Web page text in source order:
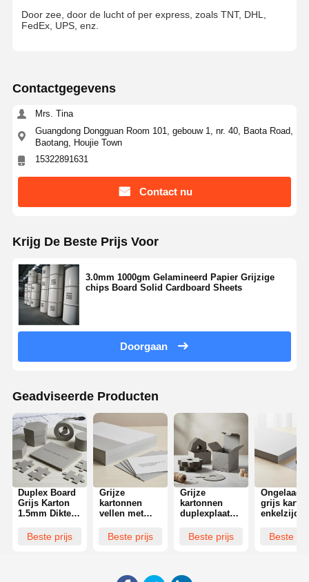
Door zee, door de lucht of per express, zoals TNT, DHL,
FedEx, UPS, enz.
Contactgegevens
Mrs. Tina
Guangdong Dongguan Room 101, gebouw 1, nr. 40, Baota Road,
Baotang, Houjie Town
15322891631
Contact nu
Krijg De Beste Prijs Voor
3.0mm 1000gm Gelamineerd Papier Grijzige
chips Board Solid Cardboard Sheets
Doorgaan
Geadviseerde Producten
Duplex Board
Grijs Karton
1.5mm Dikte
Vorm
Geschikt voor
Beste prijs
Grijze
kartonnen
vellen met
coating,
verpakkingsoptie
biedt, ideaal
Beste prijs
Grijze
kartonnen
duplexplaat
karton,
ongecoat, met
sterkte en
Beste prijs
Ongelaagd
grijs karton
enkelzijdig
Duurzaam
Beste